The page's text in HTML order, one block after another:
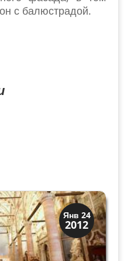
с балюстрадой.
Янв 24
2012